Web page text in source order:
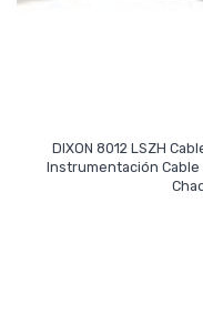
DIXON 8012 LSZH
Instrumentación Cable